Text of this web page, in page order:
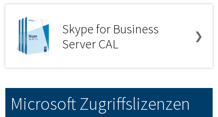
Skype for Business
Server CAL
❯
Microsoft Zugriffslizenzen